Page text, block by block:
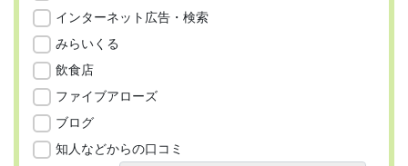
インターネット広告・検索
みらいくる
飲食店
ファイブアローズ
ブログ
知人などからの口コミ